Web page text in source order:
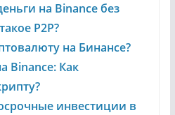
на Binance без
P2P?
на Бинансе?
Binance: Как
инвестиции в